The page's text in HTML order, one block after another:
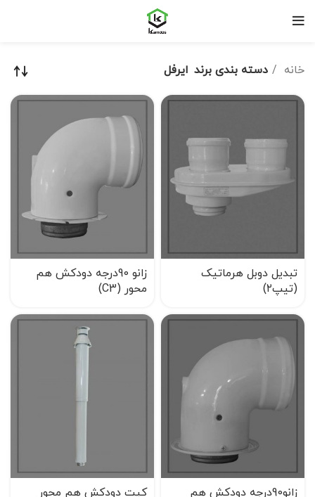
خانه دسته بندی برند ایرفل
تبدیل دوبل هرماتیک
(تیپ۲)
زانو 90درجه دودکش هم
محور (C3)
زانو90درجه دودکش هم
کیت دودکش هم محور